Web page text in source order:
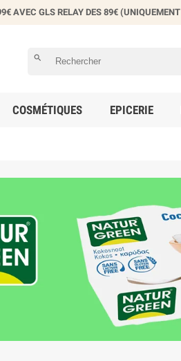
AVEC GLS RELAY DES 89€
search
COSMÉTIQUES EPICERIE